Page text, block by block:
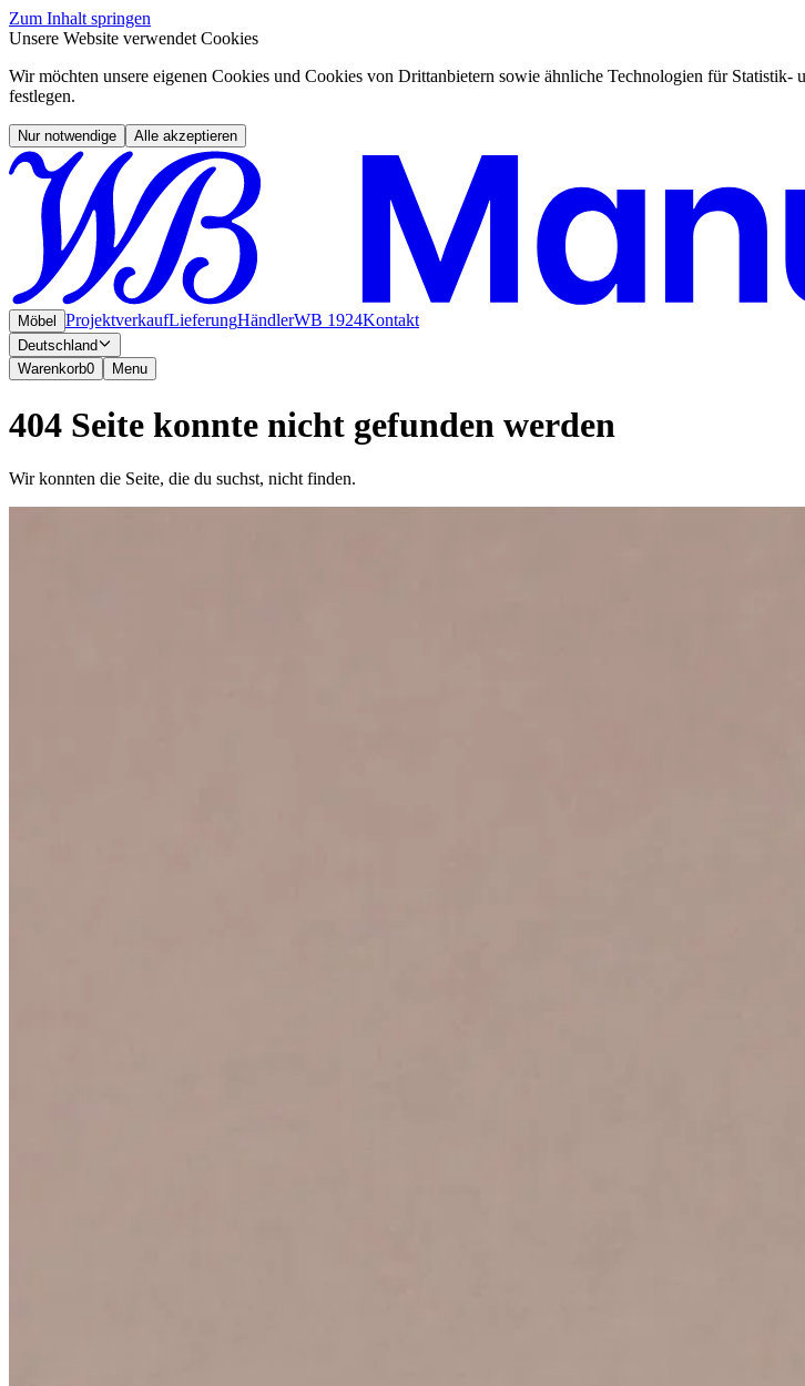
Zum Inhalt springen
Unsere Website verwendet Cookies
Wir möchten unsere eigenen Cookies und Cookies von Drittanbietern sowie ähnliche Technologien für
festlegen.
Nur notwendige Alle akzeptieren
Möbel ProjektverkaufLieferungHändlerWB 1924Kontakt
Deutschland
Warenkorb0 Menu
404 Seite konnte nicht gefunden werden
Wir konnten die Seite, die du suchst, nicht finden.